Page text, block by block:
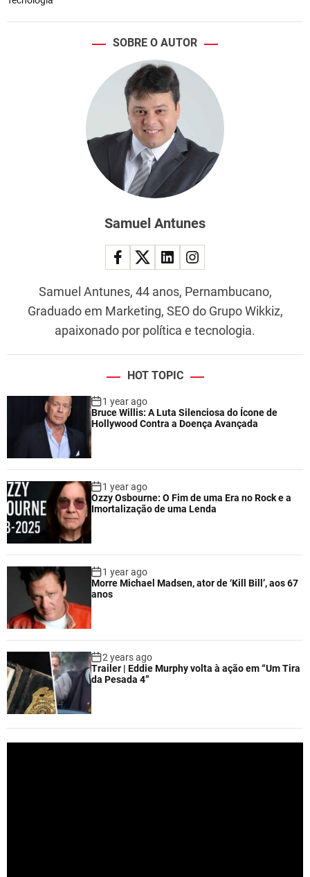
SOBRE O AUTOR
Samuel Antunes
Samuel Antunes, 44 anos, Pernambucano,
Graduado em Marketing, SEO do Grupo Wikkiz,
apaixonado por política e tecnologia.
HOT TOPIC
1 year ago
Bruce Willis: A Luta Silenciosa do Ícone de
Hollywood Contra a Doença Avançada
1 year ago
Ozzy Osbourne: O Fim de uma Era no Rock e a
Imortalização de uma Lenda
1 year ago
Morre Michael Madsen, ator de ‘Kill Bill’, aos 67
anos
2 years ago
Trailer | Eddie Murphy volta à ação em “Um Tira
da Pesada 4”